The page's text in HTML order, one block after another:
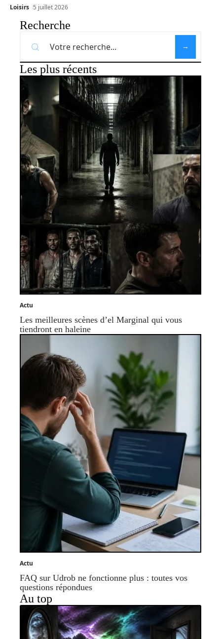
Loisirs 5 juillet 2026
Recherche
Les plus récents
Actu
Les meilleures scènes d’el Marginal qui vous
tiendront en haleine
Actu
FAQ sur Udrob ne fonctionne plus : toutes vos
questions répondues
Au top